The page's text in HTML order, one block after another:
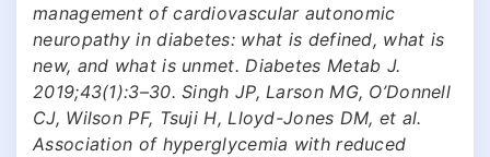
management of cardiovascular autonomic
neuropathy in diabetes: what is defined, what is
new, and what is unmet. Diabetes Metab J.
2019;43(1):3–30. Singh JP, Larson MG, O’Donnell
CJ, Wilson PF, Tsuji H, Lloyd-Jones DM, et al.
Association of hyperglycemia with reduced